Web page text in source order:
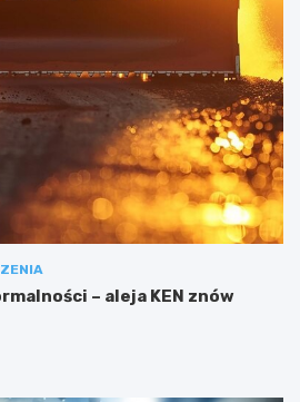
– aleja KEN znów